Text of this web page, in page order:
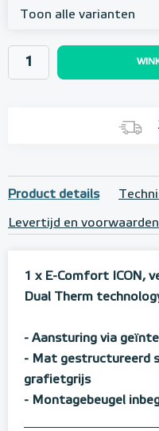
Toon alle varianten
Product details
Levertijd en voorwaarden
1 x E-Comfort ICON,
Dual Therm
- Aansturing via
- Mat gestructureerd
grafietgrijs
- Montagebeugel